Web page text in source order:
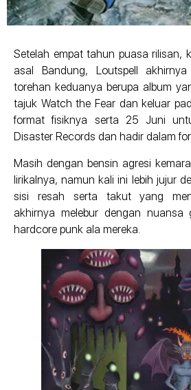
Setelah empat tahun puasa rilisan,
asal Bandung, Loutspell akhirnya
torehan keduanya berupa album
tajuk Watch the Fear dan keluar
format fisiknya serta 25 Juni
Disaster Records dan hadir dalam
Masih dengan bensin agresi
lirikalnya, namun kali ini lebih jujur
sisi resah serta takut yang
akhirnya melebur dengan nuansa
hardcore punk ala mereka.